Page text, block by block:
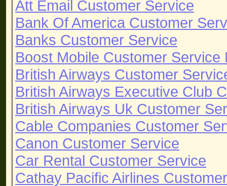
Att Email Customer Service
Bank Of America Customer
Banks Customer Service
Boost Mobile Customer Service
British Airways Customer
British Airways Executive Club
British Airways Uk Customer
Cable Companies Customer
Canon Customer Service
Car Rental Customer Service
Cathay Pacific Airlines